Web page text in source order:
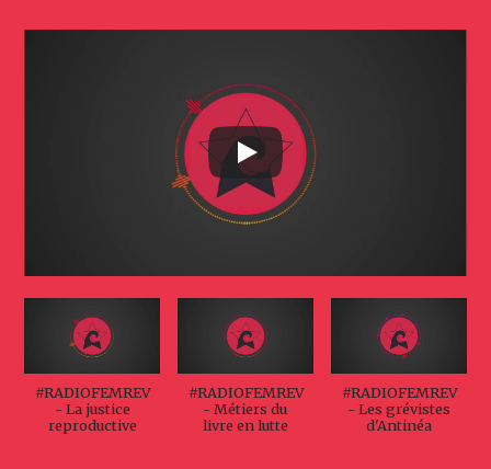
#RADIOFEMREV
- La justice
reproductive
#RADIOFEMREV
- Métiers du
livre en lutte
#RADIOFEMREV
- Les grévistes
d'Antinéa